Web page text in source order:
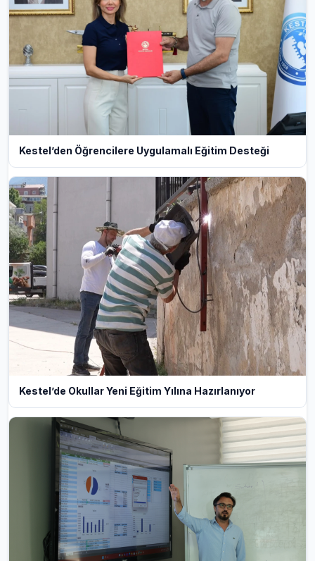
Kestel’den Öğrencilere Uygulamalı Eğitim Desteği
Kestel’de Okullar Yeni Eğitim Yılına Hazırlanıyor